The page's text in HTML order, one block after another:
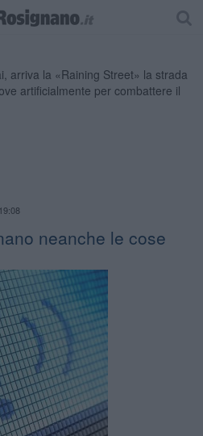
neanche le cose